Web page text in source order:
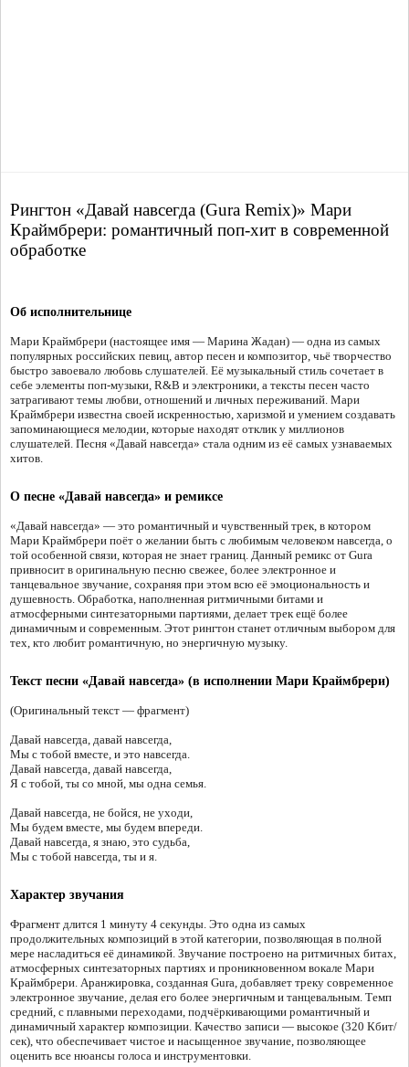
Рингтон «Давай навсегда (Gura Remix)» Мари
Краймбрери: романтичный поп-хит в современной
обработке
Об исполнительнице
Мари Краймбрери (настоящее имя — Марина Жадан) — одна из самых
популярных российских певиц, автор песен и композитор, чьё творчество
быстро завоевало любовь слушателей. Её музыкальный стиль сочетает в
себе элементы поп-музыки, R&B и электроники, а тексты песен часто
затрагивают темы любви, отношений и личных переживаний. Мари
Краймбрери известна своей искренностью, харизмой и умением создавать
запоминающиеся мелодии, которые находят отклик у миллионов
слушателей. Песня «Давай навсегда» стала одним из её самых узнаваемых
хитов.
О песне «Давай навсегда» и ремиксе
«Давай навсегда» — это романтичный и чувственный трек, в котором
Мари Краймбрери поёт о желании быть с любимым человеком навсегда, о
той особенной связи, которая не знает границ. Данный ремикс от Gura
привносит в оригинальную песню свежее, более электронное и
танцевальное звучание, сохраняя при этом всю её эмоциональность и
душевность. Обработка, наполненная ритмичными битами и
атмосферными синтезаторными партиями, делает трек ещё более
динамичным и современным. Этот рингтон станет отличным выбором для
тех, кто любит романтичную, но энергичную музыку.
Текст песни «Давай навсегда» (в исполнении Мари Краймбрери)
(Оригинальный текст — фрагмент)
Давай навсегда, давай навсегда,
Мы с тобой вместе, и это навсегда.
Давай навсегда, давай навсегда,
Я с тобой, ты со мной, мы одна семья.
Давай навсегда, не бойся, не уходи,
Мы будем вместе, мы будем впереди.
Давай навсегда, я знаю, это судьба,
Мы с тобой навсегда, ты и я.
Характер звучания
Фрагмент длится 1 минуту 4 секунды. Это одна из самых
продолжительных композиций в этой категории, позволяющая в полной
мере насладиться её динамикой. Звучание построено на ритмичных битах,
атмосферных синтезаторных партиях и проникновенном вокале Мари
Краймбрери. Аранжировка, созданная Gura, добавляет треку современное
электронное звучание, делая его более энергичным и танцевальным. Темп
средний, с плавными переходами, подчёркивающими романтичный и
динамичный характер композиции. Качество записи — высокое (320 Кбит/
сек), что обеспечивает чистое и насыщенное звучание, позволяющее
оценить все нюансы голоса и инструментовки.